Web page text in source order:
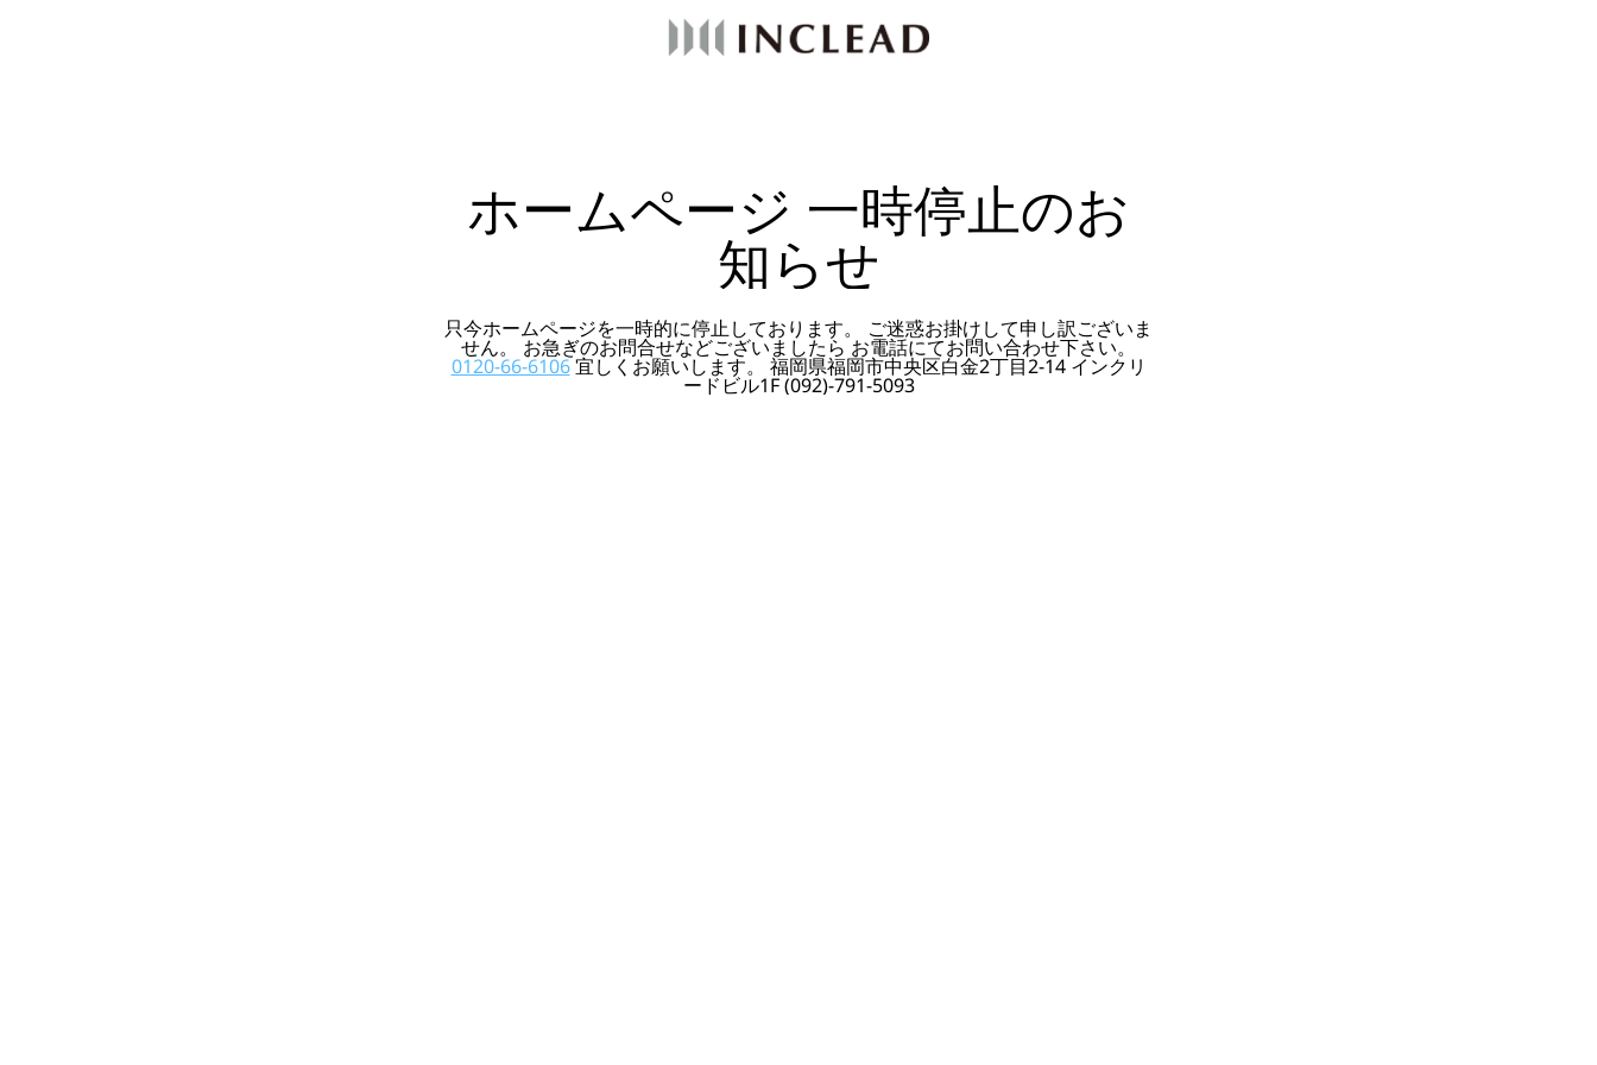
ホームページ 一時停止のお
知らせ
只今ホームページを一時的に停止しております。 ご迷惑お掛けして申し訳ございま
せん。 お急ぎのお問合せなどございましたら お電話にてお問い合わせ下さい。
0120-66-6106宜しくお願いします。 福岡県福岡市中央区白金2丁目2-14 インクリ
ードビル1F (092)-791-5093